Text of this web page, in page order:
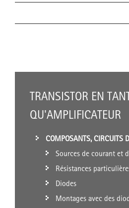
TRANSISTOR EN
QU'AMPLIFICATEUR
COMPOSANTS, CIRCUITS
Sources de courant et
Résistances
Diodes
Montages avec des